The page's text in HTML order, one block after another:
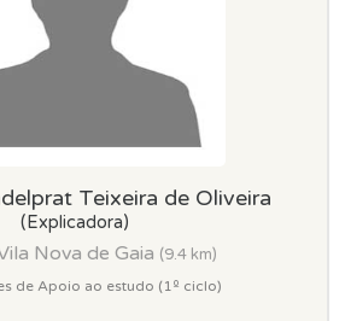
Teixeira de Oliveira
(Explicadora)
Nova de Gaia (9.4 km)
de Apoio ao estudo (1º ciclo)